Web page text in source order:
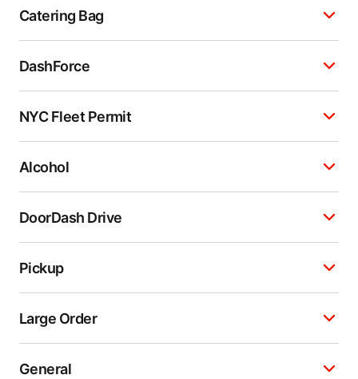
Catering Bag
DashForce
NYC Fleet Permit
Alcohol
DoorDash Drive
Pickup
Large Order
General